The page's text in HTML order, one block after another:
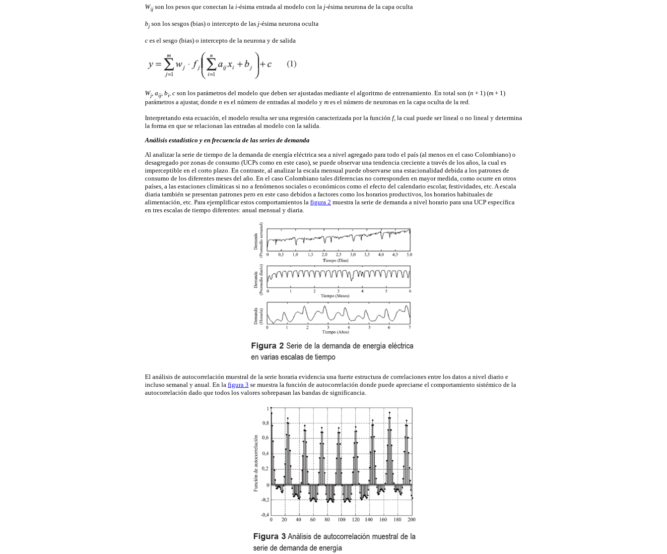
Wij son los pesos que conectan la i-ésima entrada al modelo con la j-ésima neurona de la capa oculta
bj son los sesgos (bias) o intercepto de las j-ésima neurona oculta
c es el sesgo (bias) o intercepto de la neurona y de salida
Wj, aij, bi, c son los parámetros del modelo que deben ser ajustadas mediante el algoritmo de entrenamiento. En total son (n + 1) (m + 1)
parámetros a ajustar, donde n es el número de entradas al modelo y m es el número de neuronas en la capa oculta de la red.
Interpretando esta ecuación, el modelo resulta ser una regresión caracterizada por la función f, la cual puede ser lineal o no lineal y determina
la forma en que se relacionan las entradas al modelo con la salida.
Análisis estadístico y en frecuencia de las series de demanda
Al analizar la serie de tiempo de la demanda de energía eléctrica sea a nivel agregado para todo el país (al menos en el caso Colombiano) o
desagregado por zonas de consumo (UCPs como en este caso), se puede observar una tendencia creciente a través de los años, la cual es
imperceptible en el corto plazo. En contraste, al analizar la escala mensual puede observarse una estacionalidad debida a los patrones de
consumo de los diferentes meses del año. En el caso Colombiano tales diferencias no corresponden en mayor medida, como ocurre en otros
países, a las estaciones climáticas si no a fenómenos sociales o económicos como el efecto del calendario escolar, festividades, etc. A escala
diaria también se presentan patrones pero en este caso debidos a factores como los horarios productivos, los horarios habituales de
alimentación, etc. Para ejemplificar estos comportamientos la figura 2 muestra la serie de demanda a nivel horario para una UCP específica
en tres escalas de tiempo diferentes: anual mensual y diaria.
El análisis de autocorrelación muestral de la serie horaria evidencia una fuerte estructura de correlaciones entre los datos a nivel diario e
incluso semanal y anual. En la figura 3 se muestra la función de autocorrelación donde puede apreciarse el comportamiento sistémico de la
autocorrelación dado que todos los valores sobrepasan las bandas de significancia.